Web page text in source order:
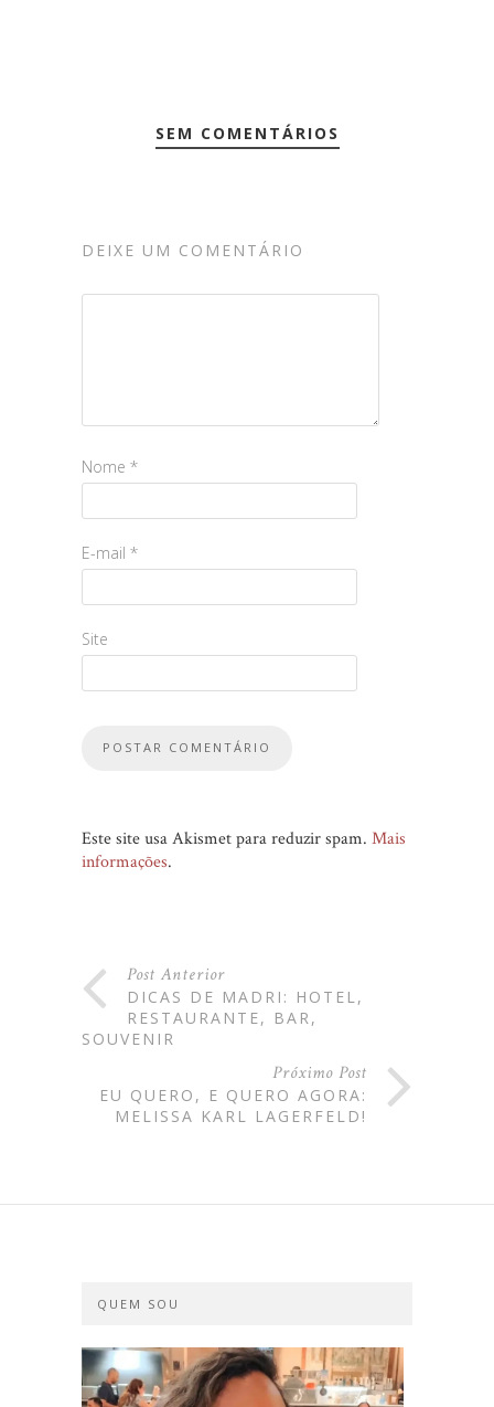
SEM COMENTÁRIOS
DEIXE UM COMENTÁRIO
Nome *
E-mail *
Site
Este site usa Akismet para reduzir spam. Mais
informações.
Post Anterior
DICAS DE MADRI: HOTEL,
RESTAURANTE, BAR,
SOUVENIR
Próximo Post
EU QUERO, E QUERO AGORA:
MELISSA KARL LAGERFELD!
QUEM SOU